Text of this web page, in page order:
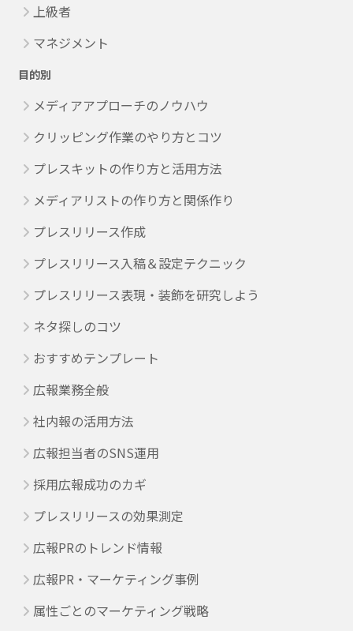
上級者
マネジメント
目的別
メディアアプローチのノウハウ
クリッピング作業のやり方とコツ
プレスキットの作り方と活用方法
メディアリストの作り方と関係作り
プレスリリース作成
プレスリリース入稿＆設定テクニック
プレスリリース表現・装飾を研究しよう
ネタ探しのコツ
おすすめテンプレート
広報業務全般
社内報の活用方法
広報担当者のSNS運用
採用広報成功のカギ
プレスリリースの効果測定
広報PRのトレンド情報
広報PR・マーケティング事例
属性ごとのマーケティング戦略